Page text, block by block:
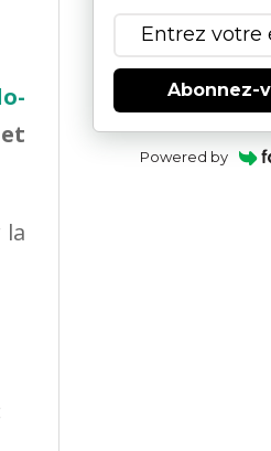
la
Abonnez-
Powered by